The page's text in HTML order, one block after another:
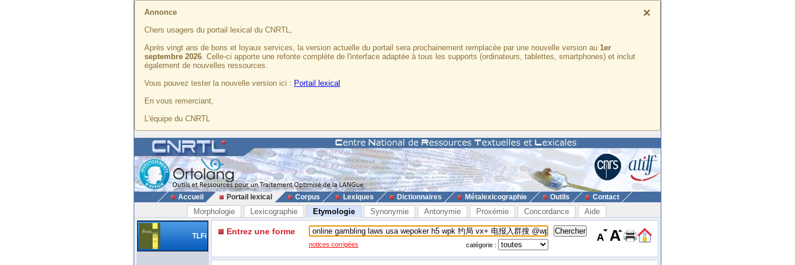
×
Annonce
Chers usagers du portail lexical du CNRTL,
Après vingt ans de bons et loyaux services, la version actuelle du portail sera prochainement remplacée par une nouvelle version au 1er
septembre 2026. Celle-ci apporte une refonte complète de l'interface adaptée à tous les supports (ordinateurs, tablettes, smartphones) et inclut
également de nouvelles ressources.
Vous pouvez tester la nouvelle version ici : Portail lexical
En vous remerciant,
L'équipe du CNRTL
Accueil Portail lexical Corpus Lexiques Dictionnaires Métalexicographie Outils Contact
Morphologie Lexicographie Etymologie Synonymie Antonymie Proxémie Concordance Aide
TLFi Entrez une forme
notices corrigées catégorie :